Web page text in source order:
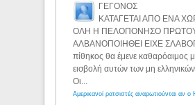
ΓΕΓΟΝΟΣ
ΚΑΤΑΓΕΤΑΙ ΑΠΟ ΕΝΑ
ΟΛΗ Η ΠΕΛΟΠΟΝΗΣΟ
ΑΛΒΑΝΟΠΟΙΗΘΕΙ ΕΙΧΕ
πίθηκος θα έμενε καθαρόαιμος
εισβολή αυτών των μη
Οι...